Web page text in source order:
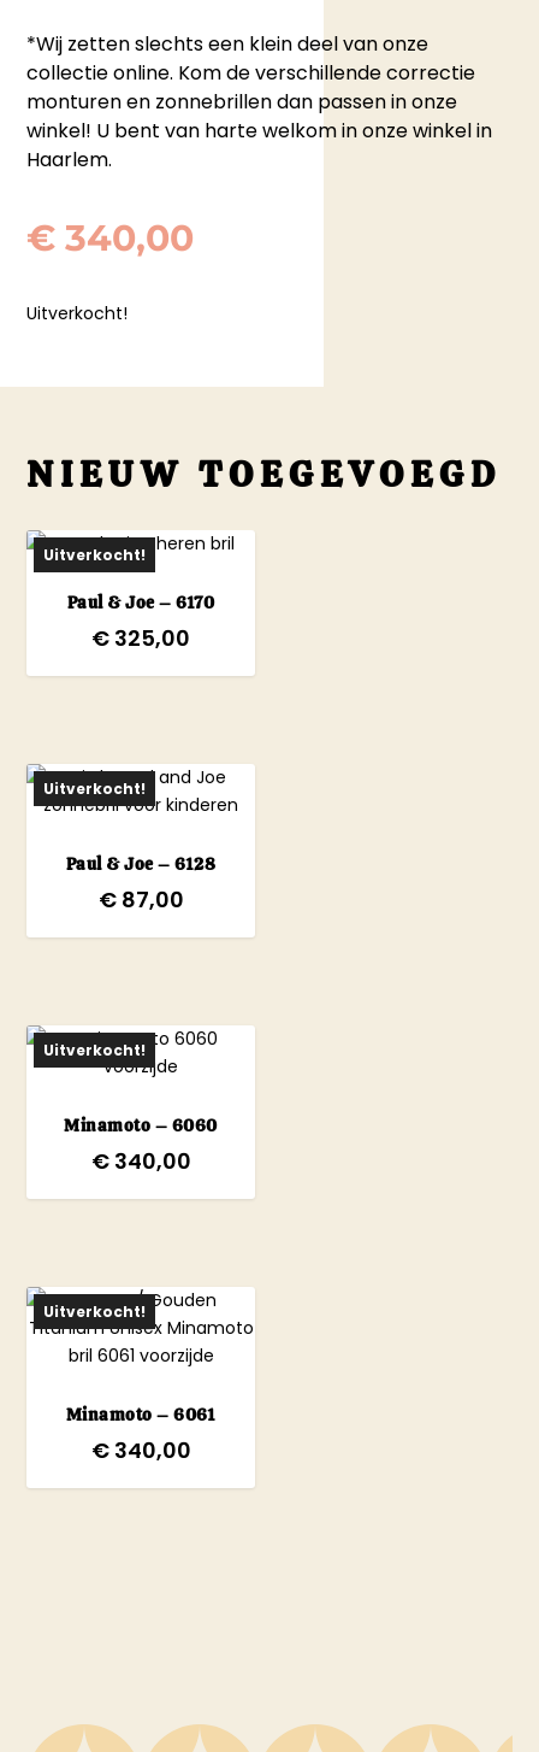
*Wij zetten slechts een klein deel van onze
collectie online. Kom de verschillende correctie
monturen en zonnebrillen dan passen in onze
winkel! U bent van harte welkom inonze winkelin
Haarlem.
€ 340,00
Uitverkocht!
NIEUW TOEGEVOEGD
Uitverkocht!
Paul & Joe – 6170
€ 325,00
Uitverkocht!
Paul & Joe – 6128
€87,00
Uitverkocht!
Minamoto – 6060
€340,00
Uitverkocht!
Minamoto – 6061
€340,00